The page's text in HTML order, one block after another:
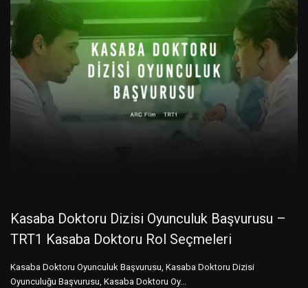
Kasaba Doktoru Dizisi Oyunculuk Başvurusu –
TRT1 Kasaba Doktoru Rol Seçmeleri
Kasaba Doktoru Oyunculuk Başvurusu, Kasaba Doktoru Dizisi
Oyunculuğu Başvurusu, Kasaba Doktoru Oy...